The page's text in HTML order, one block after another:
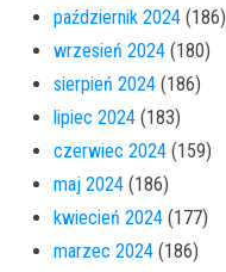
październik 2024 (186)
wrzesień 2024 (180)
sierpień 2024 (186)
lipiec 2024 (183)
czerwiec 2024 (159)
maj 2024 (186)
kwiecień 2024 (177)
marzec 2024 (186)